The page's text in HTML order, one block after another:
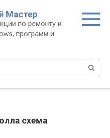
Мастер
по ремонту и
программ и
схема